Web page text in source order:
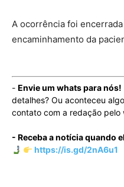
A ocorrência foi
encaminhamento da
- Envie um whats para nós!
detalhes? Ou aconteceu
contato com a redação pelo
- Receba a notícia quando
https://is.gd/2nA6u1